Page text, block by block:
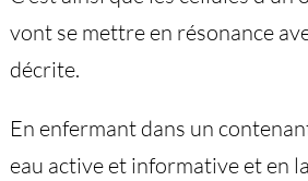
vont se mettre en résonance
décrite.
En enfermant dans un
eau active et informative et en